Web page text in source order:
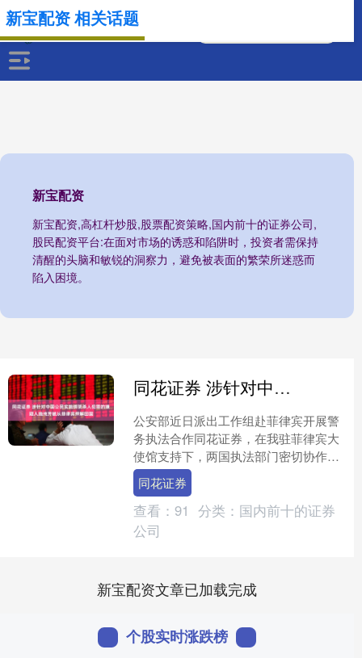
新宝配资
新宝配资,高杠杆炒股,股票配资策略,国内前十的证券公司,
股民配资平台:在面对市场的诱惑和陷阱时，投资者需保持
清醒的头脑和敏锐的洞察力，避免被表面的繁荣所迷惑而
陷入困境。
新宝配资 相关话题
同花证券 涉针对中国公民实施绑架杀人犯罪的嫌疑人施纯芳被从菲律宾押解回国
公安部近日派出工作组赴菲律宾开展警
务执法合作同花证券，在我驻菲律宾大
使馆支持下，两国执法部门密切协作，
成功抓获涉及多起绑架、杀人案件的犯
罪嫌疑人施纯芳。12月2....
同花证券
查看： 91 分类： 国内前十的证券
公司
新宝配资文章已加载完成
个股实时涨跌榜